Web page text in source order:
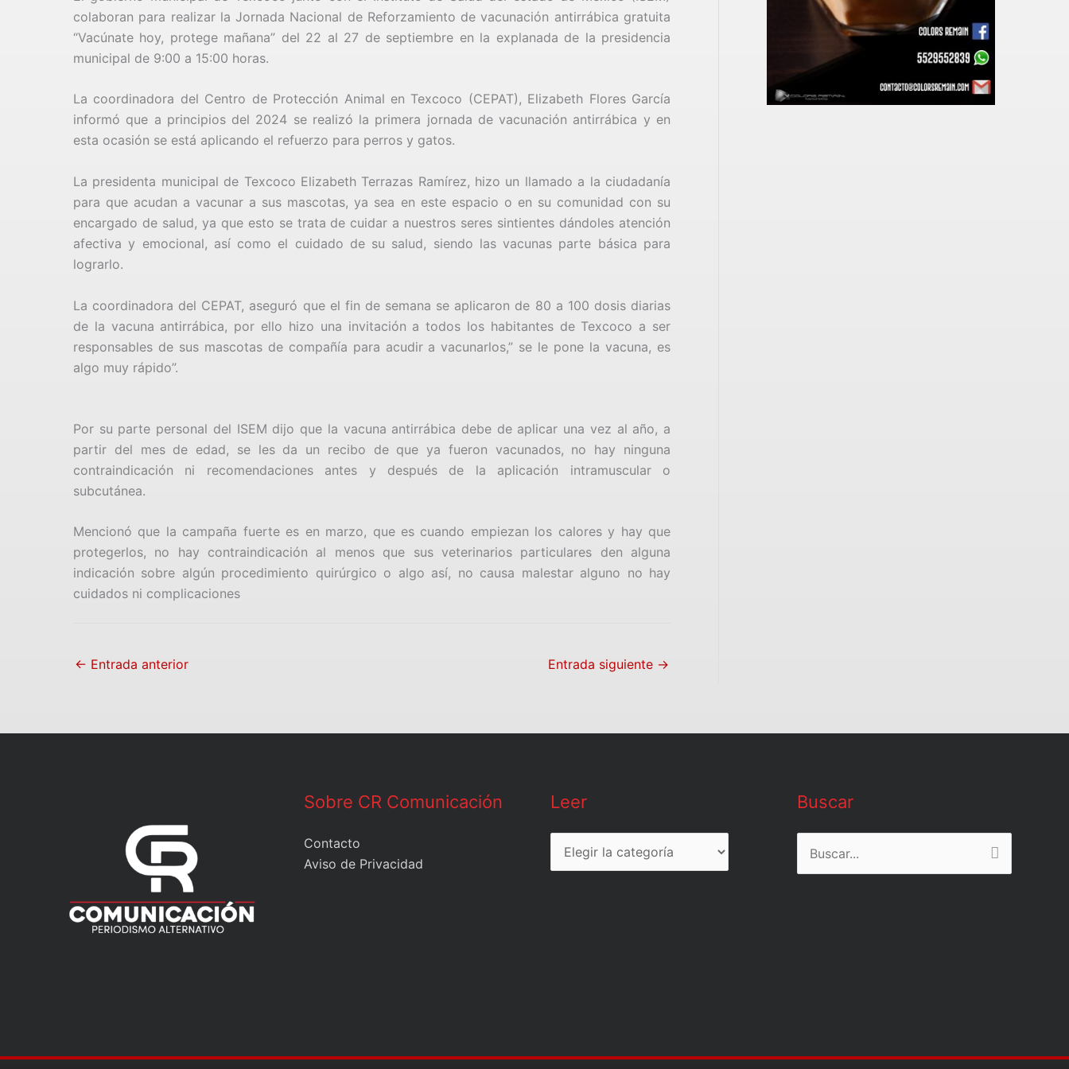
colaboran para realizar la Jornada Nacional de Reforzamiento de vacunación antirrábica gratuita
“Vacúnate hoy, protege mañana” del 22 al 27 de septiembre en la explanada de la presidencia
municipal de 9:00 a 15:00 horas.
La coordinadora del Centro de Protección Animal en Texcoco (CEPAT), Elizabeth Flores García
informó que a principios del 2024 se realizó la primera jornada de vacunación antirrábica y en
esta ocasión se está aplicando el refuerzo para perros y gatos.
La presidenta municipal de Texcoco Elizabeth Terrazas Ramírez, hizo un llamado a la ciudadanía
para que acudan a vacunar a sus mascotas, ya sea en este espacio o en su comunidad con su
encargado de salud, ya que esto se trata de cuidar a nuestros seres sintientes dándoles atención
afectiva y emocional, así como el cuidado de su salud, siendo las vacunas parte básica para
lograrlo.
La coordinadora del CEPAT, aseguró que el fin de semana se aplicaron de 80 a 100 dosis diarias
de la vacuna antirrábica, por ello hizo una invitación a todos los habitantes de Texcoco a ser
responsables de sus mascotas de compañía para acudir a vacunarlos,” se le pone la vacuna, es
algo muy rápido”.
Por su parte personal del ISEM dijo que la vacuna antirrábica debe de aplicar una vez al año, a
partir del mes de edad, se les da un recibo de que ya fueron vacunados, no hay ninguna
contraindicación ni recomendaciones antes y después de la aplicación intramuscular o
subcutánea.
Mencionó que la campaña fuerte es en marzo, que es cuando empiezan los calores y hay que
protegerlos, no hay contraindicación al menos que sus veterinarios particulares den alguna
indicación sobre algún procedimiento quirúrgico o algo así, no causa malestar alguno no hay
cuidados ni complicaciones
← Entrada anterior Entrada siguiente →
Sobre CR Comunicación
Contacto
Aviso de Privacidad
Leer
Leer Buscar
Buscar
por: